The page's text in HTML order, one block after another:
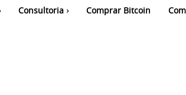
Consultoria Comprar Bitcoin